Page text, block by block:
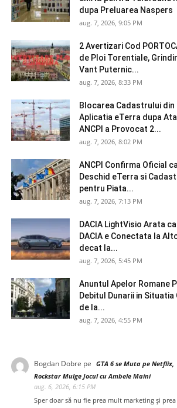
dupa Preluarea Naspers
aug. 7, 2026, 9:05 PM
2 Avertizari Cod
de Ploi Torentiale,
Vant Puternic...
aug. 7, 2026, 8:33 PM
Blocarea Cadastrului din
Aplicatia eTerra dupa
ANCPI a Provocat 2...
aug. 7, 2026, 8:02 PM
ANCPI Confirma Oficial
Deschid eTerra si
pentru Piata...
aug. 7, 2026, 7:13 PM
DACIA LightVisio Arata ca
DACIA e Conectata la
decat la...
aug. 7, 2026, 5:45 PM
Anuntul Apelor Romane
Debitul Dunarii in Situatia
de la...
aug. 7, 2026, 4:55 PM
Bogdan Dobre pe GTA 6 se Muta pe Netflix,
Rockstar Mulge Jocul cu Ambele Maini
aug. 6, 2026, 6:15 PM
Sper doar să nu fie prea mult marketing și